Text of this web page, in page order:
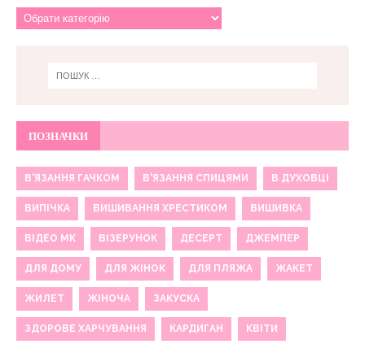
ПОЗНАЧКИ
В'ЯЗАННЯ ГАЧКОМ В'ЯЗАННЯ СПИЦЯМИ В ДУХОВЦІ
ВИПІЧКА ВИШИВАННЯ ХРЕСТИКОМ ВИШИВКА
ВІДЕО МК ВІЗЕРУНОК ДЕСЕРТ ДЖЕМПЕР
ДЛЯ ДОМУ ДЛЯ ЖІНОК ДЛЯ ПЛЯЖА ЖАКЕТ
ЖИЛЕТ ЖІНОЧА ЗАКУСКА
ЗДОРОВЕ ХАРЧУВАННЯ КАРДИГАН КВІТИ